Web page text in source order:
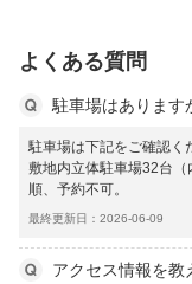
よくある質問
駐車場はあります
駐車場は下記をご確認く
敷地内立体駐車場32台
順、予約不可。
最終更新日：2026-06-09
アクセス情報を教